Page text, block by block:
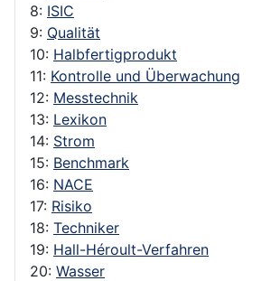
8: ISIC
9: Qualität
10: Halbfertigprodukt
11: Kontrolle und Überwachung
12: Messtechnik
13: Lexikon
14: Strom
15: Benchmark
16: NACE
17: Risiko
18: Techniker
19: Hall-Héroult-Verfahren
20: Wasser